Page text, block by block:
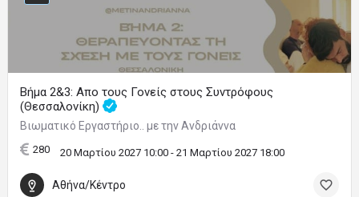
Βήμα 2&3: Απο τους Γονείς στους Συντρόφους
(Θεσσαλονίκη)
Βιωματικό Εργαστήριο.. με την Ανδριάννα
280 20 Μαρτίου 2027 10:00 - 21 Μαρτίου 2027 18:00
Αθήνα/Κέντρο